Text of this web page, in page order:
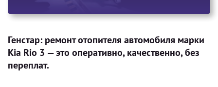
Генстар: ремонт отопителя автомобиля марки
Kia Rio 3 — это оперативно, качественно, без
переплат.